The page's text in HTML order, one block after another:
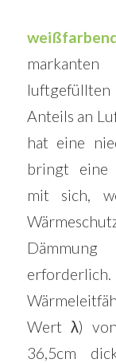
luftgefüllten
Anteils an
hat eine
bringt eine
mit sich,
erforderlich.
Wert λ)
36,5cm